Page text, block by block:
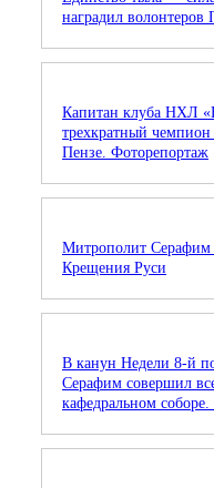
наградил волонтеров
Капитан клуба НХЛ
трехкратный
Пензе. Фоторепортаж
Митрополит
Крещения Руси
В канун Недели 8-й
Серафим совершил
кафедральном